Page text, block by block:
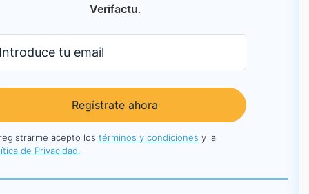
Verifactu.
Regístrate ahora
acepto los términos y condiciones y la
de Privacidad.